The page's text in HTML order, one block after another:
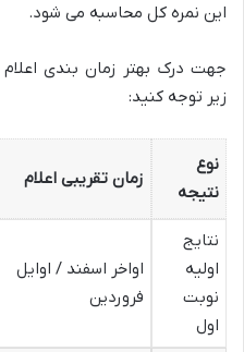
این نمره کل محاسبه می شود.
جهت درک بهتر زمان بندی اعلام
زیر توجه کنید:
نوع
نتیجه
زمان تقریبی اعلام
نتایج
اولیه
نوبت
اول
اواخر اسفند / اوایل
فروردین